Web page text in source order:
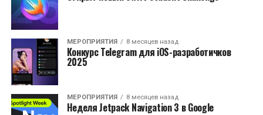
МЕРОПРИЯТИЯ 8 месяцев назад
Конкурс Telegram для iOS-разработичков
2025
МЕРОПРИЯТИЯ 8 месяцев назад
Неделя Jetpack Navigation 3 в Google